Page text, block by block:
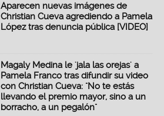
Aparecen nuevas imágenes de
Christian Cueva agrediendo a Pamela
López tras denuncia pública [VIDEO]
Magaly Medina le 'jala las orejas' a
Pamela Franco tras difundir su video
con Christian Cueva: "No te estás
llevando el premio mayor, sino a un
borracho, a un pegalón"